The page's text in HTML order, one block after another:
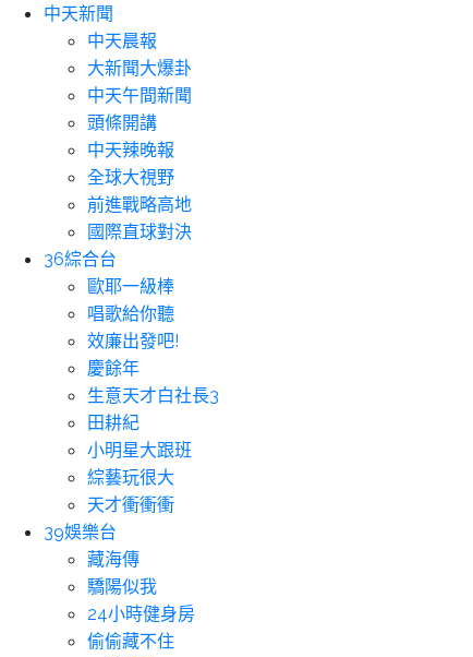
中天新聞
中天晨報
大新聞大爆卦
中天午間新聞
頭條開講
中天辣晚報
全球大視野
前進戰略高地
國際直球對決
36綜合台
歐耶一級棒
唱歌給你聽
效廉出發吧!
慶餘年
生意天才白社長3
田耕紀
小明星大跟班
綜藝玩很大
天才衝衝衝
39娛樂台
藏海傳
驕陽似我
24小時健身房
偷偷藏不住